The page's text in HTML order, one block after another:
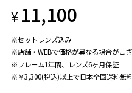
¥11,100
※セットレンズ込み
※店舗・WEBで価格が異なる場合がこざ
※フレーム1年間、レンズ6ヶ月保証
※￥3,300(税込)以上で日本全国送料無